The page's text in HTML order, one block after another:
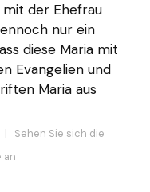
der Ehefrau
nur ein
diese Maria mit
Evangelien und
Maria aus
| Sehen Sie sich die
an